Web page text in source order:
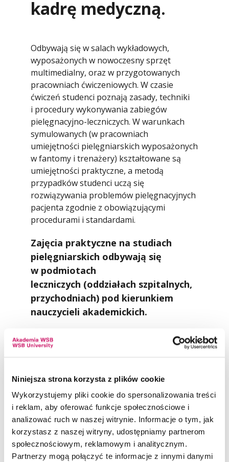
Niniejsza strona korzysta z plików cookie
Wykorzystujemy pliki cookie do spersonalizowania treści
i reklam, aby oferować funkcje społecznościowe i
analizować ruch w naszej witrynie. Informacje o tym, jak
korzystasz z naszej witryny, udostępniamy partnerom
społecznościowym, reklamowym i analitycznym.
Partnerzy mogą połączyć te informacje z innymi danymi
kadrę medyczną.
Odbywają się w salach wykładowych,
wyposażonych w nowoczesny sprzęt
multimedialny, oraz w przygotowanych
pracowniach ćwiczeniowych. W czasie
ćwiczeń studenci poznają zasady, techniki
i procedury wykonywania zabiegów
pielęgnacyjno-leczniczych. W warunkach
symulowanych (w pracowniach
umiejętności pielęgniarskich wyposażonych
w fantomy i trenażery) kształtowane są
umiejętności praktyczne, a metodą
przypadków studenci uczą się
rozwiązywania problemów pielęgnacyjnych
pacjenta zgodnie z obowiązującymi
procedurami i standardami.
Zajęcia praktyczne na studiach
pielęgniarskich odbywają się
w podmiotach
leczniczych (oddziałach szpitalnych,
przychodniach) pod kierunkiem
nauczycieli akademickich.
Kształcenie praktyczne obejmuje również
drugiego człowieka, empatii, sumienności
oraz właściwej współpracy w zespole
interdyscyplinarnym. Studenci, realizując
kształcenie praktyczne, mają możliwość
w tym samym czasie zdobywać wiedzę,
uczestnicząc w wykładach wirtualnych,
które prezentowane są na platformie e-